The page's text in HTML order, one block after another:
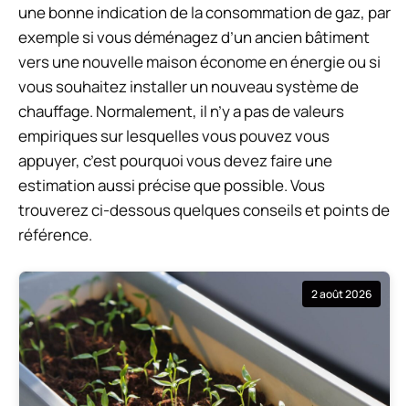
une bonne indication de la consommation de gaz, par
exemple si vous déménagez d’un ancien bâtiment
vers une nouvelle maison économe en énergie ou si
vous souhaitez installer un nouveau système de
chauffage. Normalement, il n’y a pas de valeurs
empiriques sur lesquelles vous pouvez vous
appuyer, c’est pourquoi vous devez faire une
estimation aussi précise que possible. Vous
trouverez ci-dessous quelques conseils et points de
référence.
2 août 2026